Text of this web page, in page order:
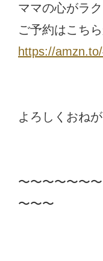
ママの心がラ
ご予約はこち
https://
よろしくおね
〜〜〜〜〜〜
〜〜〜